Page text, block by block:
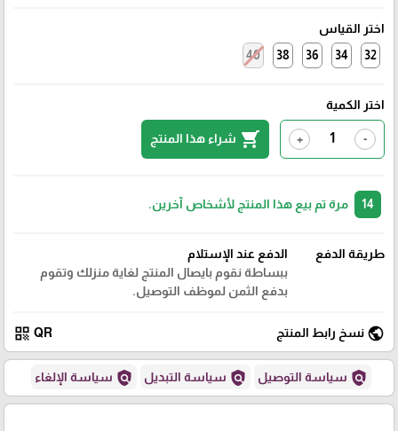
اختر القياس
32
34
36
38
40
اختر الكمية
-
+
shopping_cart شراء هذا المنتج
مرة تم بيع هذا المنتج لأشخاص آخرين.
طريقة الدفع
الدفع عند الإستلام
ببساطة نقوم بايصال المنتج لغاية منزلك وتقوم
بدفع الثمن لموظف التوصيل.
public نسخ رابط المنتج QR
qr_code
policy سياسة التوصيل policy سياسة التبديل policy سياسة الإلغاء